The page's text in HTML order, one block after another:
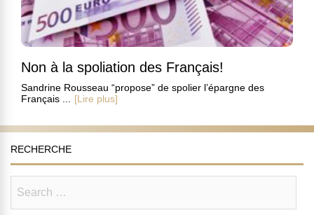
Non à la spoliation des Français!
Sandrine Rousseau “propose” de spolier l’épargne des
Français ...
[Lire plus]
RECHERCHE